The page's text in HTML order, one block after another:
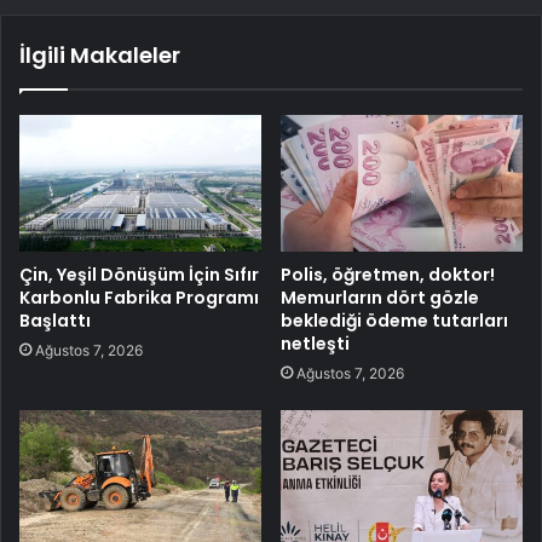
İlgili Makaleler
Çin, Yeşil Dönüşüm İçin Sıfır
Karbonlu Fabrika Programı
Başlattı
Ağustos 7, 2026
Polis, öğretmen, doktor!
Memurların dört gözle
beklediği ödeme tutarları
netleşti
Ağustos 7, 2026